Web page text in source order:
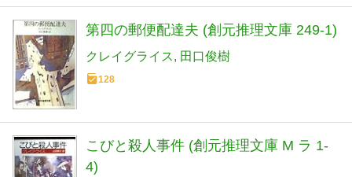
第四の郵便配達夫 (創元推理文庫 249-1)
クレイグライス 田口俊樹
128
こびと殺人事件 (創元推理文庫 M ラ 1-
4)